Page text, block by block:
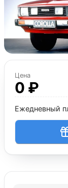
Цена
0 ₽
Ежедневный